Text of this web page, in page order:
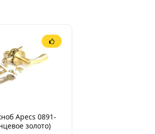
Apecs 0891-
золото)